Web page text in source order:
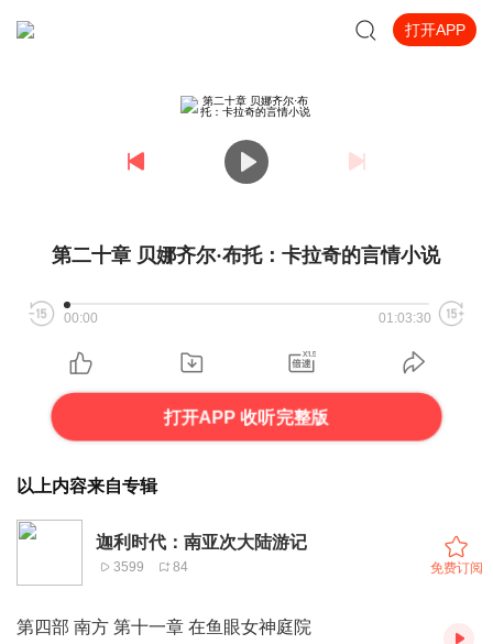
打开APP
第二十章 贝娜齐尔·布托：卡拉奇的言情小说
00:00 01:03:30
打开APP 收听完整版
以上内容来自专辑
迦利时代：南亚次大陆游记
3599 84 免费订阅
第四部 南方 第十一章 在鱼眼女神庭院